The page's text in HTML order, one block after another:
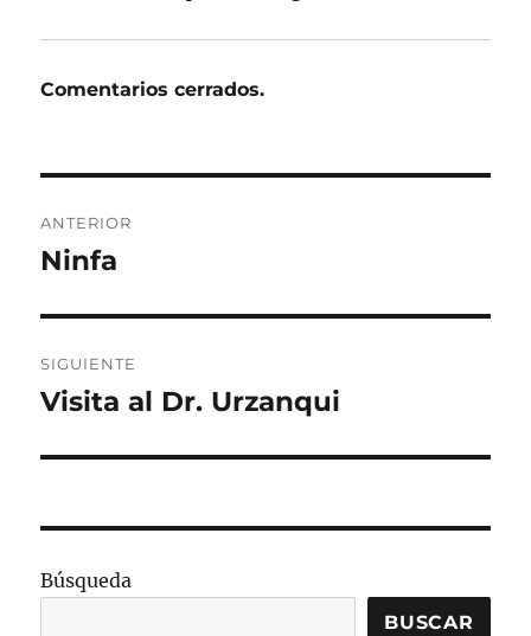
Comentarios cerrados.
de
ANTERIOR
Entrada
Ninfa
SIGUIENTE
Entrada
Visita al Dr. Urzanqui
Búsqueda
BUSCAR